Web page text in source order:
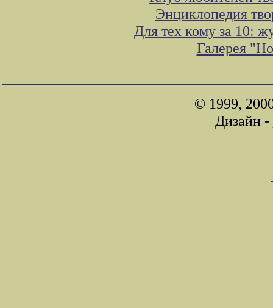
Энциклопедия
Для тех кому за 10:
Галерея
© 1999,
Дизайн -